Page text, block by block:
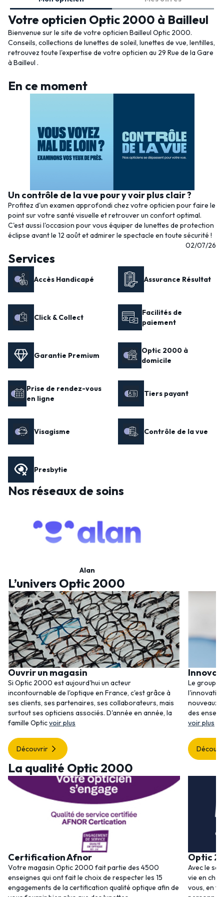
Votre opticien Optic 2000 à Bailleul
Bienvenue sur le site de votre opticien Bailleul Optic 2000.
Conseils, collections de lunettes de soleil, lunettes de vue, lentilles,
retrouvez toute l'expertise de votre opticien au 29 Rue de la Gare
à Bailleul .
En ce moment
Un contrôle de la vue pour y voir plus clair ?
Profitez d'un examen approfondi chez votre opticien pour faire le
point sur votre santé visuelle et retrouver un confort optimal.
C'est aussi l'occasion pour vous équiper de lunettes de protection
éclipse avant le 12 août et admirer le spectacle en toute sécurité !
02/07/26
Services
Accès Handicapé Assurance Résultat
Click & Collect
Facilités de
paiement
Garantie Premium
Optic 2000 à
domicile
Prise de rendez-vous
en ligne
Tiers payant
Visagisme Contrôle de la vue
Presbytie
Nos réseaux de soins
Alan
L’univers Optic 2000
Ouvrir un magasin
Si Optic 2000 est aujourd'hui un acteur
incontournable de l'optique en France, c'est grâce à
ses clients, ses partenaires, ses collaborateurs, mais
surtout ses opticiens associés. D'année en année, la
famille Opticvoir plus
Découvrir
Le
nouveaux
des
voir plus
La qualité Optic 2000
Certification Afnor
Votre magasin Optic 2000 fait partie des 4500
enseignes qui ont fait le choix de respecter les 15
engagements de la certification qualité optique afin de
Optic
Avec le
vie en
vous, en